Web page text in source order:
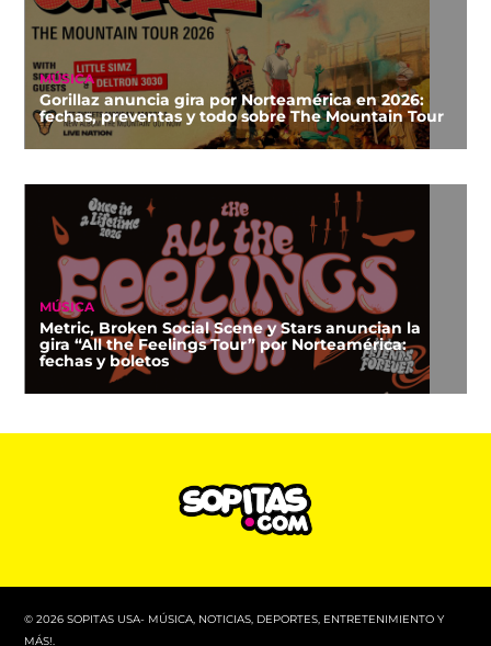
MÚSICA
Gorillaz anuncia gira por Norteamérica en 2026:
fechas, preventas y todo sobre The Mountain Tour
MÚSICA
Metric, Broken Social Scene y Stars anuncian la
gira “All the Feelings Tour” por Norteamérica:
fechas y boletos
© 2026 SOPITAS USA- MÚSICA, NOTICIAS, DEPORTES, ENTRETENIMIENTO Y
MÁS!.